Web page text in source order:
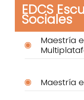
EDCS
Sociales
Maestría
Maestría